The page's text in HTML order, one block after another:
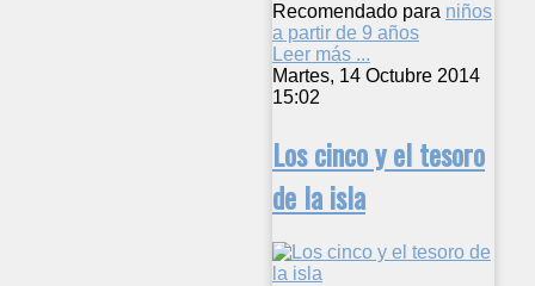
Recomendado para niños
a partir de 9 años
Leer más ...
Martes, 14 Octubre 2014
15:02
Los cinco y el tesoro
de la isla